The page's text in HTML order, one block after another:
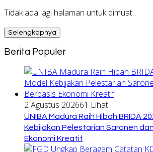
Tidak ada lagi halaman untuk dimuat.
Selengkapnya
Berita Populer
2 Agustus 202661 Lihat
UNIBA Madura Raih Hibah BRIDA
Kebijakan Pelestarian Saronen
Ekonomi Kreatif